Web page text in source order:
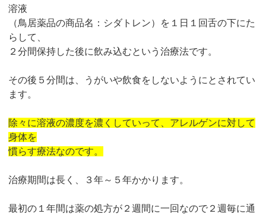
溶液
（鳥居薬品の商品名：シダトレン）を１日１回舌の下にた
らして、
２分間保持した後に飲み込むという治療法です。
その後５分間は、うがいや飲食をしないようにとされてい
ます。
除々に溶液の濃度を濃くしていって、アレルゲンに対して
身体を
慣らす療法なのです。
治療期間は長く、３年～５年かかります。
最初の１年間は薬の処方が２週間に一回なので２週毎に通